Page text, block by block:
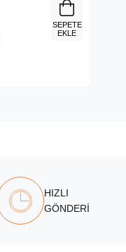
SEPETE
EKLE
HIZLI
GÖNDERİ